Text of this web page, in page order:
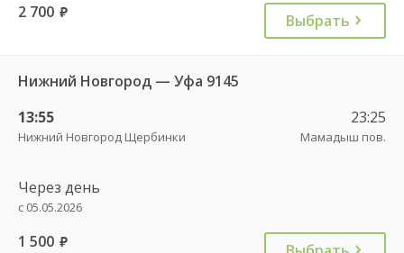
2 700 руб. Выбрать
Нижний Новгород — Уфа 9145
13:55
Нижний Новгород Щербинки
23:25
Мамадыш пов.
Через день
с 05.05.2026
1 500 руб.